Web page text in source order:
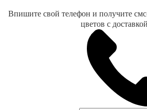
Впишите свой телефон и получите
цветов с